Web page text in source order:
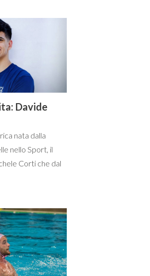
Davide
nata dalla
nello Sport, il
Corti che dal